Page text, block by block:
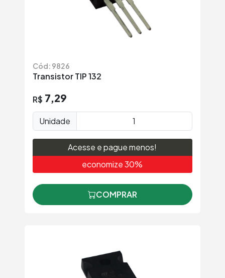
Cód: 9826
Transistor TIP 132
R$ 7,29
Unidade
Acesse e pague menos!
economize 30%
COMPRAR